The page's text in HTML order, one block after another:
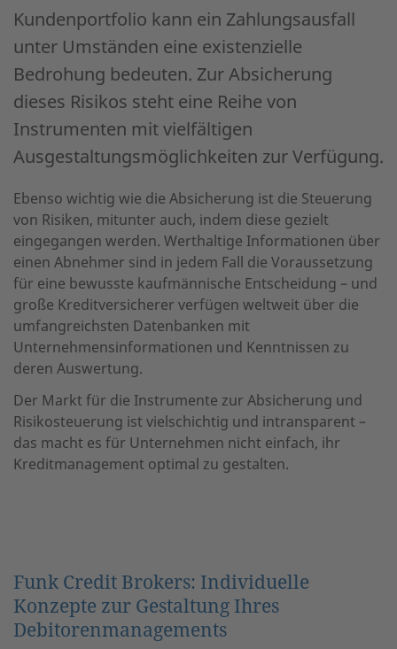
Kundenportfolio kann ein Zahlungsausfall
unter Umständen eine existenzielle
Bedrohung bedeuten. Zur Absicherung
dieses Risikos steht eine Reihe von
Instrumenten mit vielfältigen
Ausgestaltungsmöglichkeiten zur Verfügung.
Ebenso wichtig wie die Absicherung ist die Steuerung
von Risiken, mitunter auch, indem diese gezielt
eingegangen werden. Werthaltige Informationen über
einen Abnehmer sind in jedem Fall die Voraussetzung
für eine bewusste kaufmännische Entscheidung – und
große Kreditversicherer verfügen weltweit über die
umfangreichsten Datenbanken mit
Unternehmensinformationen und Kenntnissen zu
deren Auswertung.
Der Markt für die Instrumente zur Absicherung und
Risikosteuerung ist vielschichtig und intransparent –
das macht es für Unternehmen nicht einfach, ihr
Kreditmanagement optimal zu gestalten.
Funk Credit Brokers: Individuelle
Konzepte zur Gestaltung Ihres
Debitorenmanagements